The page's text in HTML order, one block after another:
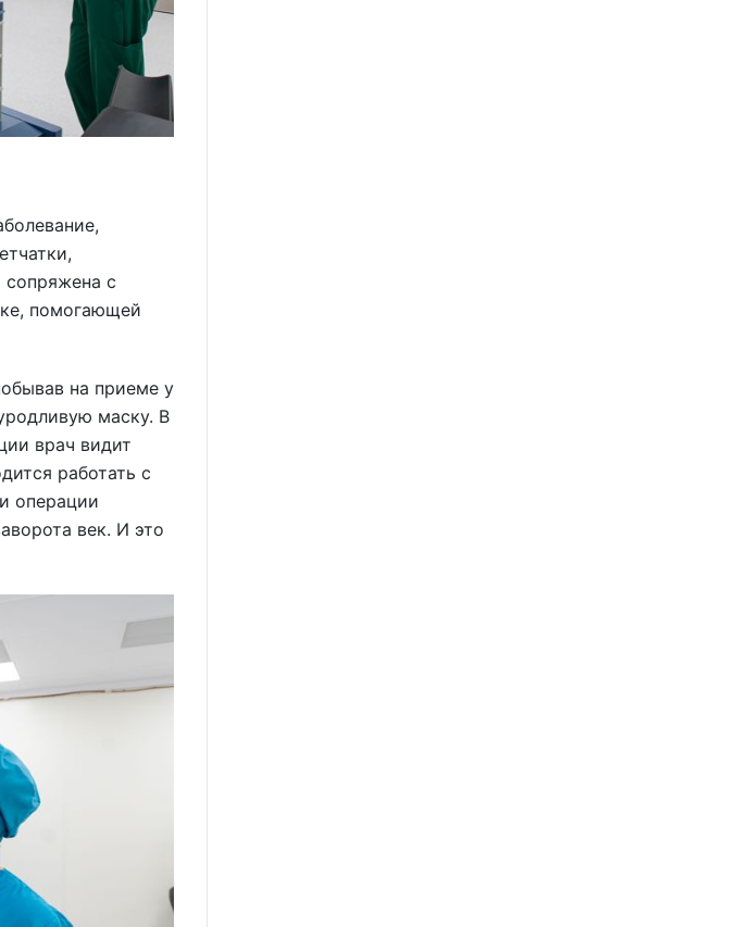
сопряжена с
помогающей
на приеме у
маску. В
врач видит
работать с
операции
век. И это